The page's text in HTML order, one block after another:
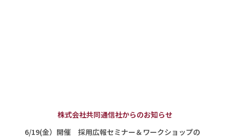
株式会社共同通信社からのお知らせ
6/19(金）開催 採用広報セミナー＆ワークショップの